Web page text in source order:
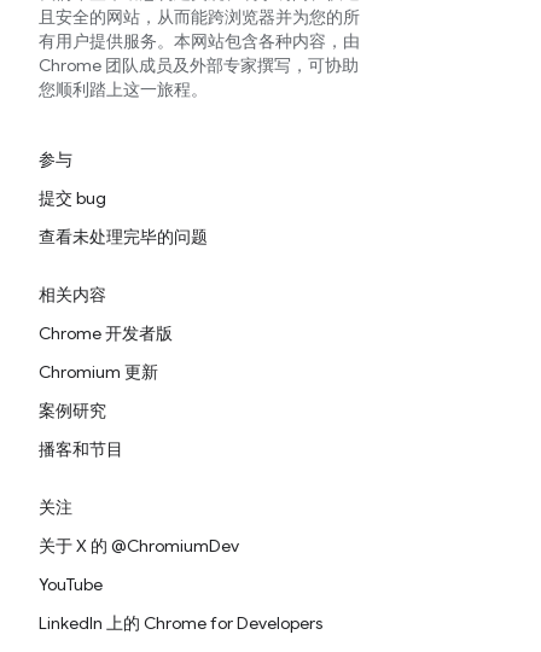
且安全的网站，从而能跨浏览器并为您的所
有用户提供服务。本网站包含各种内容，由
Chrome 团队成员及外部专家撰写，可协助
您顺利踏上这一旅程。
参与
提交 bug
查看未处理完毕的问题
相关内容
Chrome 开发者版
Chromium 更新
案例研究
播客和节目
关注
关于 X 的 @ChromiumDev
YouTube
LinkedIn 上的 Chrome for Developers